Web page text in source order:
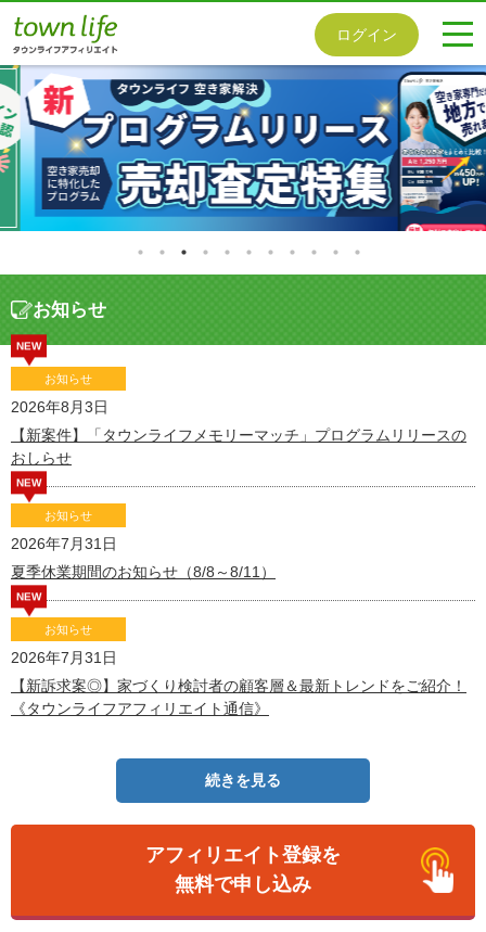
ログイン
お知らせ
NEW
お知らせ
2026年8月3日
【新案件】「タウンライフメモリーマッチ」プログラムリリースの
おしらせ
NEW
お知らせ
2026年7月31日
夏季休業期間のお知らせ（8/8～8/11）
NEW
お知らせ
2026年7月31日
【新訴求案◎】家づくり検討者の顧客層＆最新トレンドをご紹介！
《タウンライフアフィリエイト通信》
続きを見る
アフィリエイト登録を
無料で申し込み